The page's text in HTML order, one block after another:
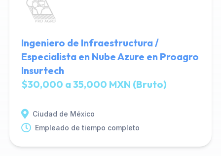
Ingeniero de Infraestructura /
Especialista en Nube Azure en Proagro
Insurtech
$30,000 a 35,000 MXN (Bruto)
Ciudad de México
Empleado de tiempo completo